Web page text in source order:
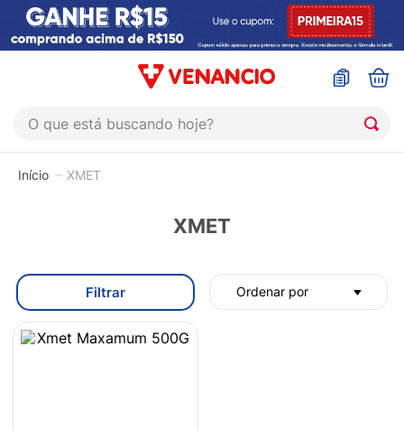
O que está buscando hoje?
XMET
XMET
Filtrar Ordenar por
sinustrat
admuc
5º
protetor solar
6º
sabonete liquido